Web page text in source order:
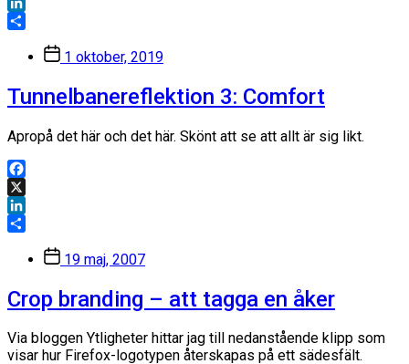
LinkedIn
Inläggsdatum
1 oktober, 2019
Tunnelbanereflektion 3: Comfort
Apropå det här och det här. Skönt att se att allt är sig likt.
Facebook
X
LinkedIn
Inläggsdatum
19 maj, 2007
Crop branding – att tagga en åker
Via bloggen Ytligheter hittar jag till nedanstående klipp som
visar hur Firefox-logotypen återskapas på ett sädesfält.